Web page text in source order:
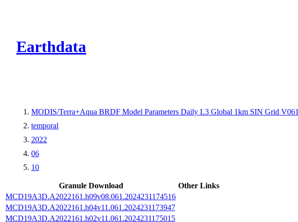
Earthdata
MODIS/Terra+Aqua BRDF Model Parameters Daily L3 Global 1km SIN Grid V061
temporal
2022
06
10
Granule Download
Other Links
MCD19A3D.A2022161.h09v08.061.2024231174516
MCD19A3D.A2022161.h04v11.061.2024231173947
MCD19A3D.A2022161.h02v11.061.2024231175015